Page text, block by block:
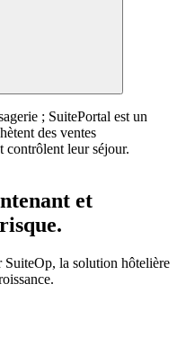
; SuitePortal est un
des ventes
contrôlent leur séjour.
et
SuiteOp, la solution hôtelière